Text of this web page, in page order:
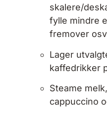
skalere/
fylle mindre
fremover
Lager
kaffedrikker
Steame
cappuccino